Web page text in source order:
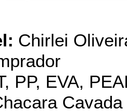
Chirlei
PP, EVA,